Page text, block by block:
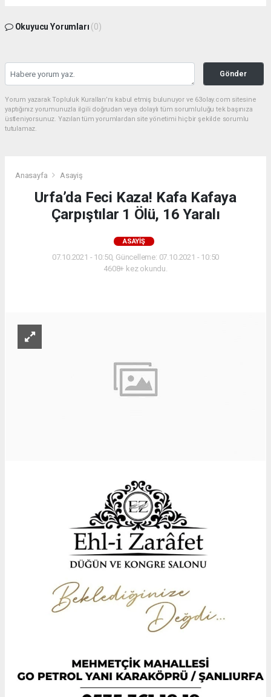
Okuyucu Yorumları (0)
Gönder
Yorum yazarak Topluluk Kuralları’nı kabul etmiş bulunuyor ve 63olay.com sitesine
yaptığınız yorumunuzla ilgili doğrudan veya dolaylı tüm sorumluluğu tek başınıza
üstleniyorsunuz. Yazılan tüm yorumlardan site yönetimi hiçbir şekilde sorumlu
tutulamaz.
Anasayfa Asayiş
Urfa’da Feci Kaza! Kafa Kafaya
Çarpıştılar 1 Ölü, 16 Yaralı
ASAYIŞ
07.10.2021 - 10:50, Güncelleme: 07.10.2021 - 10:50
4608+ kez okundu.